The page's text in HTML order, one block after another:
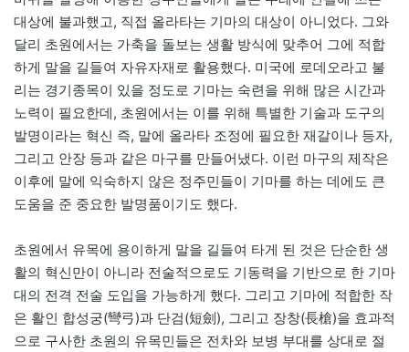
대상에 불과했고, 직접 올라타는 기마의 대상이 아니었다. 그와
달리 초원에서는 가축을 돌보는 생활 방식에 맞추어 그에 적합
하게 말을 길들여 자유자재로 활용했다. 미국에 로데오라고 불
리는 경기종목이 있을 정도로 기마는 숙련을 위해 많은 시간과
노력이 필요한데, 초원에서는 이를 위해 특별한 기술과 도구의
발명이라는 혁신 즉, 말에 올라타 조정에 필요한 재갈이나 등자,
그리고 안장 등과 같은 마구를 만들어냈다. 이런 마구의 제작은
이후에 말에 익숙하지 않은 정주민들이 기마를 하는 데에도 큰
도움을 준 중요한 발명품이기도 했다.
초원에서 유목에 용이하게 말을 길들여 타게 된 것은 단순한 생
활의 혁신만이 아니라 전술적으로도 기동력을 기반으로 한 기마
대의 전격 전술 도입을 가능하게 했다. 그리고 기마에 적합한 작
은 활인 합성궁(彎弓)과 단검(短劍), 그리고 장창(長槍)을 효과적
으로 구사한 초원의 유목민들은 전차와 보병 부대를 상대로 절